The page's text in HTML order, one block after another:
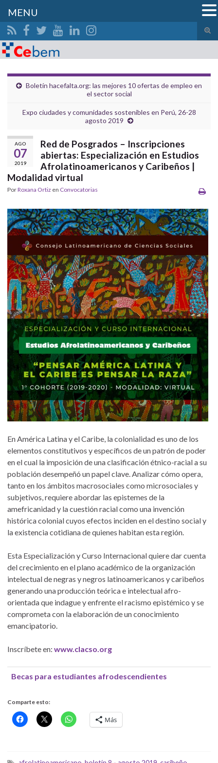
el
Search for:
Boletín hacefalta.org: las mejores 10 ofertas de empleo en
el sector social
Expo ciudades y comunidades sostenibles en Perú, 26-28
agosto 2019
AGO
07
2019
Red de Posgrados – Inscripciones
abiertas: Especialización en Estudios
Afrolatinoamericanos y Caribeños |
Modalidad virtual
PorRoxana Ortiz en Convocatorias
En América Latina y el Caribe, la colonialidad es uno de los
elementos constitutivos y específicos de un patrón de poder
en el cual la imposición de una clasificación étnico-racial a su
población desempeñó un papel clave. Analizar cómo opera,
tanto en los ámbitos macrosociales como microsociales y
subjetivos, requiere abordar las epistemes de la
amefricanidad y la cuestión racial como una invención
histórica colonial cuyos efectos inciden en el destino social y
la existencia cotidiana de quienes habitan esta región.
Esta Especialización y Curso Internacional quiere dar cuenta
del crecimiento en el plano académico de la organización
intelectual de negras y negros latinoamericanos y caribeños
generando una producción teórica e intelectual afro-
orientada que indague y enfrente el racismo epistémico y se
comprometa con la elaboración de un conocimiento
emancipatorio.
Inscríbete en: www.clacso.org
Becas para estudiantes afrodescendientes
Comparte esto:
Más
MENU